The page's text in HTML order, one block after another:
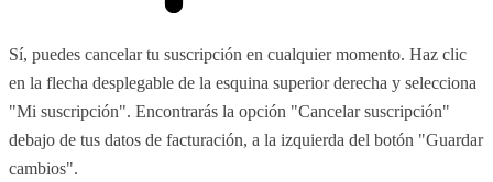
Sí, puedes cancelar tu suscripción en cualquier momento. Haz clic
en la flecha desplegable de la esquina superior derecha y selecciona
"Mi suscripción". Encontrarás la opción "Cancelar suscripción"
debajo de tus datos de facturación, a la izquierda del botón "Guardar
cambios".